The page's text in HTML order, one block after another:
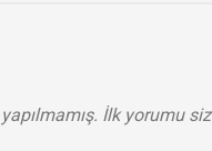
İlk yorumu siz